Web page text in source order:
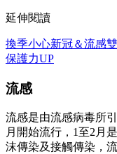
延伸閱讀
換季小心新冠＆流感
保護力UP
流感
流感是由流感病毒所
月開始流行，1至2月
沫傳染及接觸傳染，